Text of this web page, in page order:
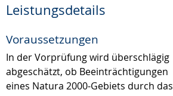
Leistungsdetails
Voraussetzungen
In der Vorprüfung wird überschlägig
abgeschätzt, ob Beeinträchtigungen
eines Natura 2000-Gebiets durch das